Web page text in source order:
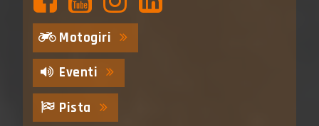
Motogiri
Eventi
Pista